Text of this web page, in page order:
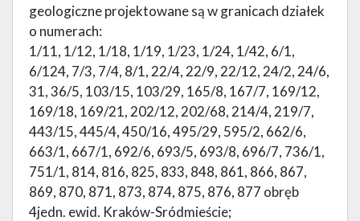
geologiczne projektowane są w granicach działek
o numerach:
1/11, 1/12, 1/18, 1/19, 1/23, 1/24, 1/42, 6/1,
6/124, 7/3, 7/4, 8/1, 22/4, 22/9, 22/12, 24/2, 24/6,
31, 36/5, 103/15, 103/29, 165/8, 167/7, 169/12,
169/18, 169/21, 202/12, 202/68, 214/4, 219/7,
443/15, 445/4, 450/16, 495/29, 595/2, 662/6,
663/1, 667/1, 692/6, 693/5, 693/8, 696/7, 736/1,
751/1, 814, 816, 825, 833, 848, 861, 866, 867,
869, 870, 871, 873, 874, 875, 876, 877 obręb
4jedn. ewid. Kraków-Sródmieście;